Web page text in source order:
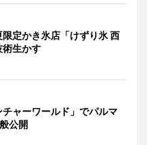
定かき氷店「けずり氷 西
生かす
ャーワールド」でパルマ
公開